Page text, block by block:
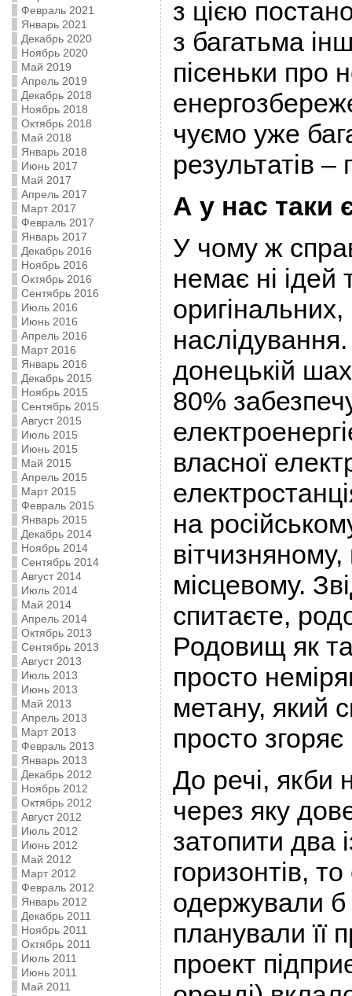
Февраль 2021
Январь 2021
Декабрь 2020
Ноябрь 2020
Май 2019
Апрель 2019
Декабрь 2018
Ноябрь 2018
Октябрь 2018
Май 2018
Январь 2018
Июнь 2017
Май 2017
Апрель 2017
Март 2017
Февраль 2017
Январь 2017
Декабрь 2016
Ноябрь 2016
Октябрь 2016
Сентябрь 2016
Июль 2016
Июнь 2016
Апрель 2016
Март 2016
Январь 2016
Декабрь 2015
Ноябрь 2015
Сентябрь 2015
Август 2015
Июль 2015
Июнь 2015
Май 2015
Апрель 2015
Март 2015
Февраль 2015
Январь 2015
Декабрь 2014
Ноябрь 2014
Сентябрь 2014
Август 2014
Июль 2014
Май 2014
Апрель 2014
Октябрь 2013
Сентябрь 2013
Август 2013
Июль 2013
Июнь 2013
Май 2013
Апрель 2013
Март 2013
Февраль 2013
Январь 2013
Декабрь 2012
Ноябрь 2012
Октябрь 2012
Август 2012
Июль 2012
Июнь 2012
Май 2012
Март 2012
Февраль 2012
Январь 2012
Декабрь 2011
Ноябрь 2011
Октябрь 2011
Июль 2011
Июнь 2011
Май 2011
з цією
з багатьма
пісеньки про
чуємо уже
результатів –
А у нас таки
У чому ж
немає ні ідей
оригінальних,
донецькій
80%
власної
на
місцевому.
спитаєте,
Родовищ як
просто
метану, який
просто
До речі, якби
через яку
затопити два
горизонтів,
одержували б
планували її
проект